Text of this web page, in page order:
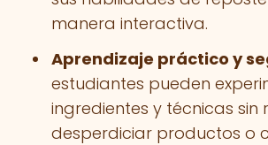
manera interactiva.
Aprendizaje práctico y
estudiantes pueden
ingredientes y técnicas sin
desperdiciar productos o